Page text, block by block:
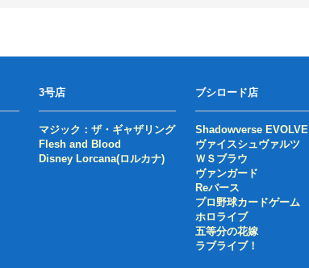
3号店
マジック：ザ・ギャザリング
Flesh and Blood
Disney Lorcana(ロルカナ)
ブシロード店
Shadowverse EVOLVE
ヴァイスシュヴァルツ
ＷＳブラウ
ヴァンガード
Reバース
プロ野球カードゲーム
ホロライブ
五等分の花嫁
ラブライブ！